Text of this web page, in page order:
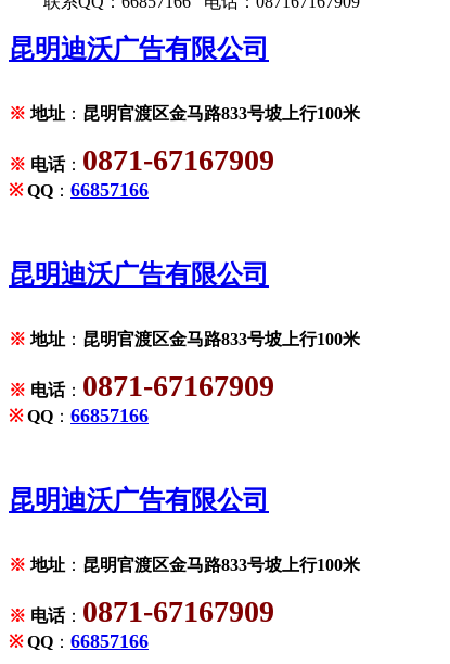
昆明迪沃广告有限公司
※ 地址 ： 昆明官渡区金马路833号坡上行100米
※ 电话： 0871-67167909
※QQ ： 66857166
昆明迪沃广告有限公司
※ 地址 ： 昆明官渡区金马路833号坡上行100米
※ 电话： 0871-67167909
※QQ ： 66857166
昆明迪沃广告有限公司
※ 地址 ： 昆明官渡区金马路833号坡上行100米
※ 电话： 0871-67167909
※QQ ： 66857166